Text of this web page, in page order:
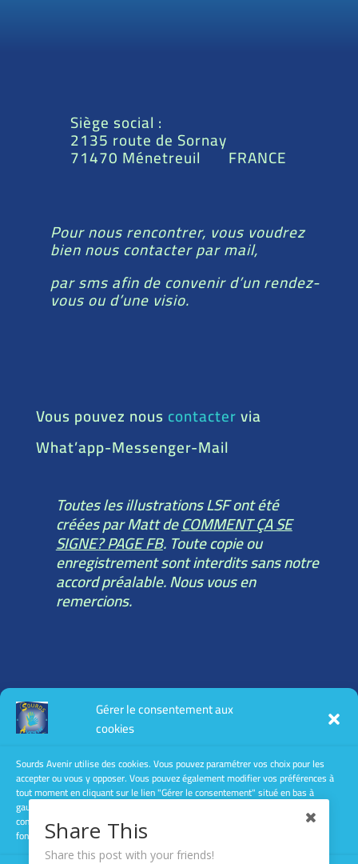
Gérer le consentement aux
cookies
Sourds Avenir utilise des cookies. Vous pouvez paramétrer vos choix pour les
accepter ou vous y opposer. Vous pouvez également modifier vos préférences à
tout moment en cliquant sur le lien "Gérer le consentement" situé en bas à
gauche des pages de ce site. Le fait de ne pas consentir ou de retirer son
consentement peut avoir un effet négatif sur certaines caractéristiques et
fonctions.
Siège social :
2135 route de Sornay
71470 Ménetreuil FRANCE
Pour nous rencontrer, vous voudrez
bien nous contacter par mail,
par sms afin de convenir d’un rendez-
vous ou d’une visio.
Vous pouvez nous contactervia
What’app-Messenger-Mail
Toutes les illustrations LSF ont été
créées par Matt deCOMMENT ÇA SE
SIGNE? PAGE FB. Toute copie ou
enregistrement sont interdits sans notre
accord préalable. Nous vous en
remercions.
Toutes les informations légales :
mentions légales
conditions générales de vente
Politique de confidentialité
Share This
Share this post with your friends!